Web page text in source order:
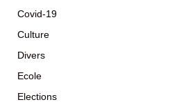
Covid-19
Culture
Divers
Ecole
Elections